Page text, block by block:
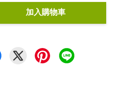
加入購物車